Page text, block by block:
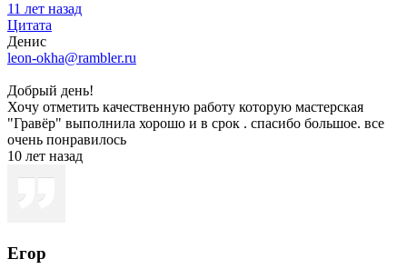
11 лет назад
Цитата
Денис
leon-okha@rambler.ru
Добрый день!
Хочу отметить качественную работу которую мастерская
"Гравёр" выполнила хорошо и в срок . спасибо большое. все
очень понравилось
10 лет назад
Егор